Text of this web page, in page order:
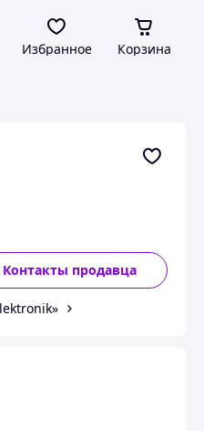
Избранное Корзина
Контакты продавца